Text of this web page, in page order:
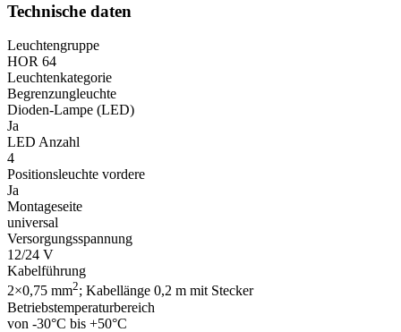
Technische daten
Leuchtengruppe
HOR 64
Leuchtenkategorie
Begrenzungleuchte
Dioden-Lampe (LED)
Ja
LED Anzahl
4
Positionsleuchte vordere
Ja
Montageseite
universal
Versorgungsspannung
12/24 V
Kabelführung
2×0,75 mm2; Kabellänge 0,2 m mit Stecker
Betriebstemperaturbereich
von -30°C bis +50°C